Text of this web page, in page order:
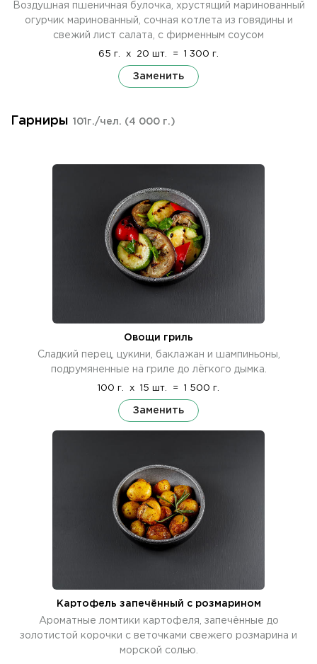
Воздушная пшеничная булочка, хрустящий маринованный
огурчик маринованный, сочная котлета из говядины и
свежий лист салата, с фирменным соусом
65 г. x 20 шт. = 1 300 г.
Заменить
Гарниры 101г./чел. (4 000 г.)
Овощи гриль
Сладкий перец, цукини, баклажан и шампиньоны,
подрумяненные на гриле до лёгкого дымка.
100 г. x 15 шт. = 1 500 г.
Заменить
Картофель запечённый с розмарином
Ароматные ломтики картофеля, запечённые до
золотистой корочки с веточками свежего розмарина и
морской солью.